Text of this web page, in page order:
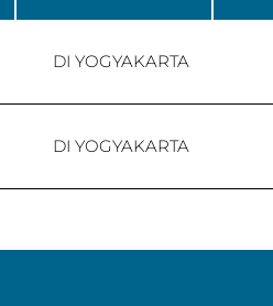
DI YOGYAKARTA
DI YOGYAKARTA